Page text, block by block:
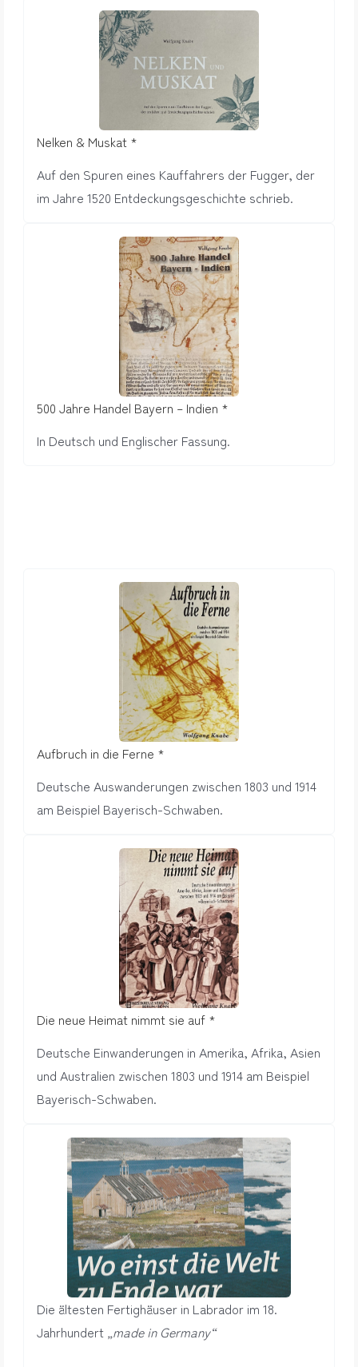
Nelken & Muskat *
Auf den Spuren eines Kauffahrers der Fugger, der
im Jahre 1520 Entdeckungsgeschichte schrieb.
500 Jahre Handel Bayern – Indien *
In Deutsch und Englischer Fassung.
Aufbruch in die Ferne *
Deutsche Auswanderungen zwischen 1803 und 1914
am Beispiel Bayerisch-Schwaben.
Die neue Heimat nimmt sie auf *
Deutsche Einwanderungen in Amerika, Afrika, Asien
und Australien zwischen 1803 und 1914 am Beispiel
Bayerisch-Schwaben.
Die ältesten Fertighäuser in Labrador im 18.
Jahrhundert„made in Germany“